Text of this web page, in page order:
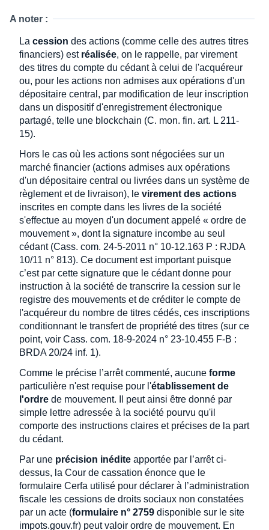
A noter :
La cession des actions (comme celle des autres titres
financiers) est réalisée, on le rappelle, par virement
des titres du compte du cédant à celui de l'acquéreur
ou, pour les actions non admises aux opérations d'un
dépositaire central, par modification de leur inscription
dans un dispositif d'enregistrement électronique
partagé, telle une blockchain (C. mon. fin. art. L 211-
15).
Hors le cas où les actions sont négociées sur un
marché financier (actions admises aux opérations
d'un dépositaire central ou livrées dans un système de
règlement et de livraison), le virement des actions
inscrites en compte dans les livres de la société
s'effectue au moyen d'un document appelé « ordre de
mouvement », dont la signature incombe au seul
cédant (Cass. com. 24-5-2011 n° 10-12.163 P : RJDA
10/11 n° 813). Ce document est important puisque
c’est par cette signature que le cédant donne pour
instruction à la société de transcrire la cession sur le
registre des mouvements et de créditer le compte de
l'acquéreur du nombre de titres cédés, ces inscriptions
conditionnant le transfert de propriété des titres (sur ce
point, voir Cass. com. 18-9-2024 n° 23-10.455 F-B :
BRDA 20/24 inf. 1).
Comme le précise l’arrêt commenté, aucune forme
particulière n'est requise pour l'établissement de
l'ordre de mouvement. Il peut ainsi être donné par
simple lettre adressée à la société pourvu qu'il
comporte des instructions claires et précises de la part
du cédant.
Par une précision inédite apportée par l’arrêt ci-
dessus, la Cour de cassation énonce que le
formulaire Cerfa utilisé pour déclarer à l’administration
fiscale les cessions de droits sociaux non constatées
par un acte (formulaire n° 2759 disponible sur le site
impots.gouv.fr) peut valoir ordre de mouvement. En